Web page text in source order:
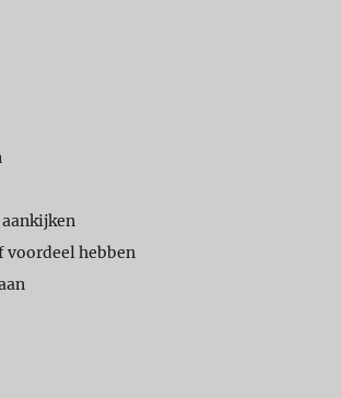
voordeel hebben